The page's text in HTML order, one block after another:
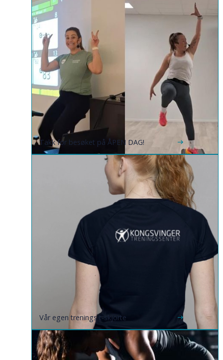
Takk for besøket på ÅPEN DAG!
Vår egen trenings t-skjorte